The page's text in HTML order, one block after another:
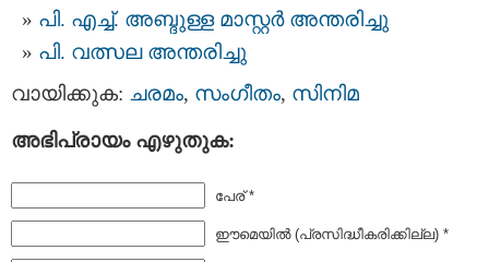
പി. എച്ച്. അബ്ദുള്ള മാസ്റ്റർ അന്തരിച്ചു
പി. വത്സല അന്തരിച്ചു
വായിക്കുക: ചരമം, സംഗീതം, സിനിമ
അഭിപ്രായം എഴുതുക:
പേര് *
ഈമെയില്‍ (പ്രസിദ്ധീകരിക്കില്ല) *